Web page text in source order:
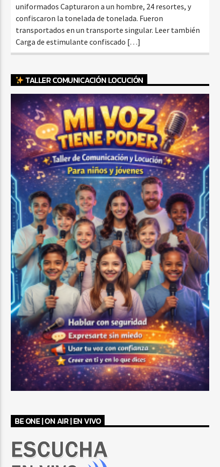
uniformados Capturaron a un hombre, 24 resortes, y
confiscaron la tonelada de tonelada. Fueron
transportados en un transporte singular. Leer también
Carga de estimulante confiscado […]
TALLER COMUNICACIÓN LOCUCIÓN
BE ONE | ON AIR | EN VIVO